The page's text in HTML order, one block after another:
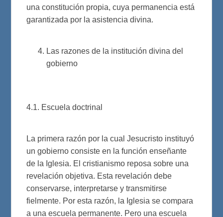
una constitución propia, cuya permanencia está
garantizada por la asistencia divina.
Las razones de la institución divina del
gobierno
4.1. Escuela doctrinal
La primera razón por la cual Jesucristo instituyó
un gobierno consiste en la función enseñante
de la Iglesia. El cristianismo reposa sobre una
revelación objetiva. Esta revelación debe
conservarse, interpretarse y transmitirse
fielmente. Por esta razón, la Iglesia se compara
a una escuela permanente. Pero una escuela